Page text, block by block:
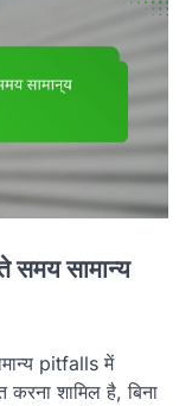
सामान्य
pitfalls में
करना शामिल है, बिना